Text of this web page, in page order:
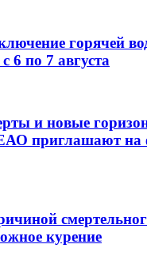
горячей
6 по 7 августа
и новые
приглашают на
курение